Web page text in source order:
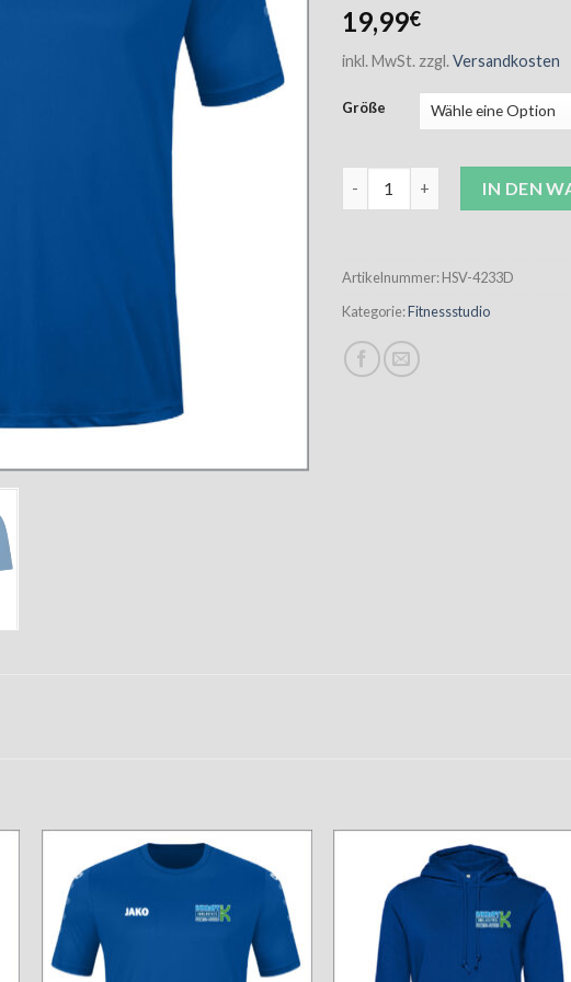
19,99€
inkl. MwSt. zzgl. Versandkosten
Größe
IN DEN
Artikelnummer:HSV-4233D
Kategorie:Fitnessstudio